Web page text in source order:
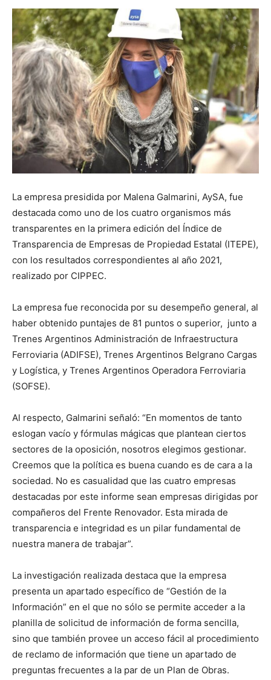
La empresa presidida por Malena Galmarini, AySA, fue
destacada como uno de los cuatro organismos más
transparentes en la primera edición del Índice de
Transparencia de Empresas de Propiedad Estatal (ITEPE),
con los resultados correspondientes al año 2021,
realizado por CIPPEC.
La empresa fue reconocida por su desempeño general, al
haber obtenido puntajes de 81 puntos o superior, junto a
Trenes Argentinos Administración de Infraestructura
Ferroviaria (ADIFSE), Trenes Argentinos Belgrano Cargas
y Logística, y Trenes Argentinos Operadora Ferroviaria
(SOFSE).
Al respecto, Galmarini señaló: “En momentos de tanto
eslogan vacío y fórmulas mágicas que plantean ciertos
sectores de la oposición, nosotros elegimos gestionar.
Creemos que la política es buena cuando es de cara a la
sociedad. No es casualidad que las cuatro empresas
destacadas por este informe sean empresas dirigidas por
compañeros del Frente Renovador. Esta mirada de
transparencia e integridad es un pilar fundamental de
nuestra manera de trabajar”.
La investigación realizada destaca que la empresa
presenta un apartado específico de “Gestión de la
Información” en el que no sólo se permite acceder a la
planilla de solicitud de información de forma sencilla,
sino que también provee un acceso fácil al procedimiento
de reclamo de información que tiene un apartado de
preguntas frecuentes a la par de un Plan de Obras.